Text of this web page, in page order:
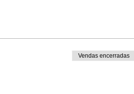
Vendas encerradas